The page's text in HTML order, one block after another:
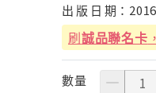
出 版 日 期：
刷誠品聯名卡
數量